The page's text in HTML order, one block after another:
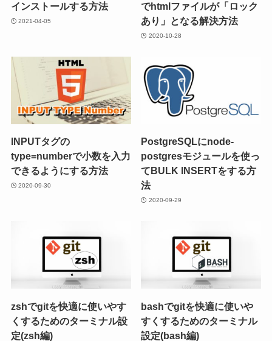
インストールする方法
2021-04-05
でhtmlファイルが「ロック
あり」となる解決方法
2020-10-28
INPUTタグの
type=numberで小数を入力
できるようにする方法
2020-09-30
PostgreSQLにnode-
postgresモジュールを使っ
てBULK INSERTをする方
法
2020-09-29
zshでgitを快適に使いやす
くするためのターミナル設
定(zsh編)
bashでgitを快適に使いや
すくするためのターミナル
設定(bash編)